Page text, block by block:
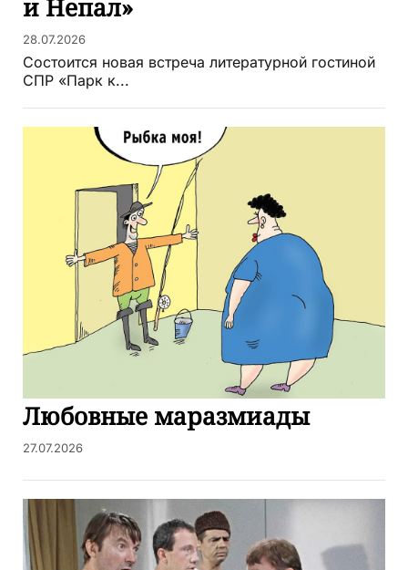
и Непал»
28.07.2026
Состоится новая встреча литературной гостиной
СПР «Парк к...
Любовные маразмиады
27.07.2026